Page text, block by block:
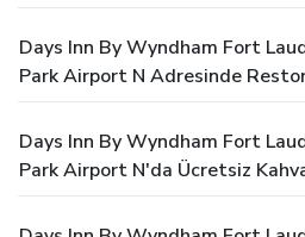
Days Inn By Wyndham Fort
Park Airport N Adresinde
Days Inn By Wyndham Fort
Park Airport N'da Ücretsiz